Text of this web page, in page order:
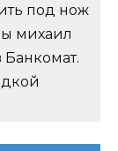
под нож
михаил
Банкомат.